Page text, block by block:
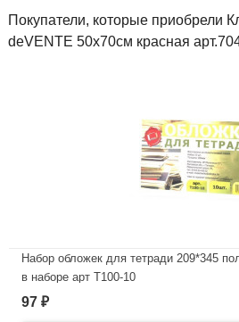
Покупатели, которые приобрели
deVENTE 50х70см красная
Набор обложек для тетради 209*345
в наборе арт Т100-10
В наличии
97 ₽